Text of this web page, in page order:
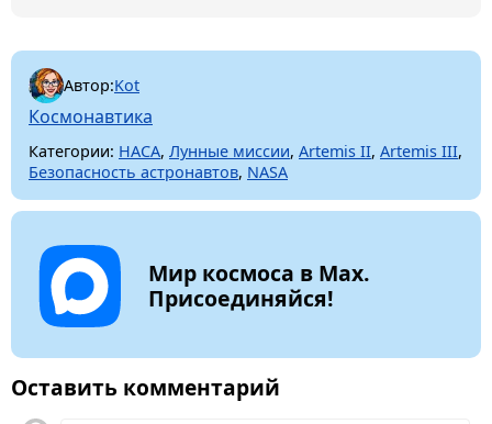
Автор:Kot
Космонавтика
Категории: НАСА, Лунные миссии, Artemis II, Artemis III,
Безопасность астронавтов, NASA
Мир космоса в Max.
Присоединяйся!
Оставить комментарий